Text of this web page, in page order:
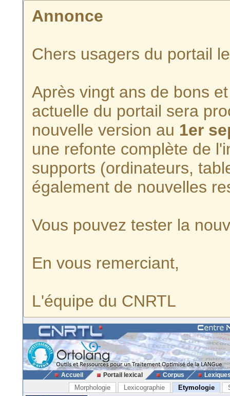
Annonce
Chers usagers du portail
Après vingt ans de bons
actuelle du portail sera
nouvelle version au 1er
une refonte complète de
supports (ordinateurs,
également de nouvelles
Vous pouvez tester la
En vous remerciant,
L'équipe du CNRTL
Accueil Portail lexical Corpus
Morphologie Lexicographie Etymologie